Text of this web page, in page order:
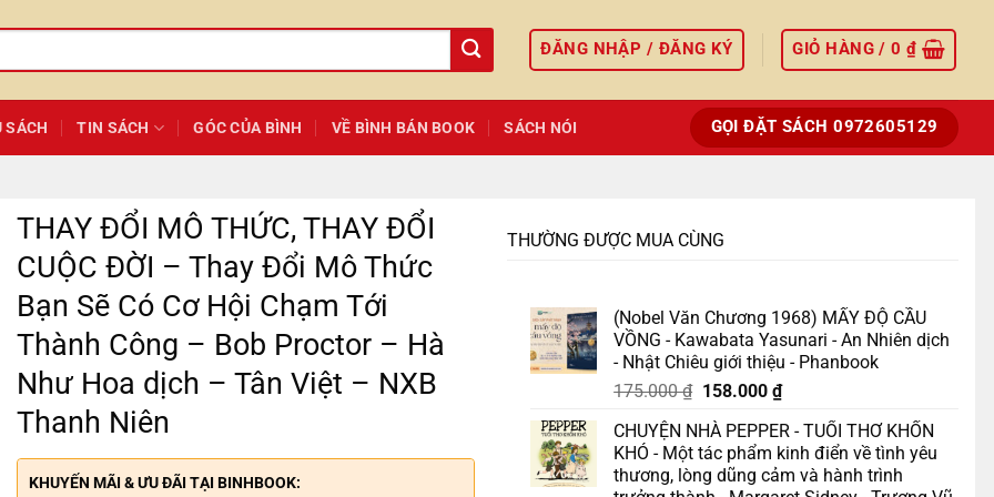
ĐĂNG NHẬP / ĐĂNG KÝ GIỎ HÀNG /0₫
SÁCH TIN SÁCH GÓC CỦA BÌNH VỀ BÌNH BÁN BOOK SÁCH NÓI GỌI ĐẶT SÁCH 0972605129
THAY ĐỔI MÔ THỨC, THAY ĐỔI
CUỘC ĐỜI – Thay Đổi Mô Thức
Bạn Sẽ Có Cơ Hội Chạm Tới
Thành Công – Bob Proctor – Hà
Như Hoa dịch – Tân Việt – NXB
Thanh Niên
KHUYẾN MÃI & ƯU ĐÃI TẠI BINHBOOK:
THƯỜNG ĐƯỢC MUA CÙNG
(Nobel Văn Chương 1968) MẤY ĐỘ CẦU
VỒNG - Kawabata Yasunari - An Nhiên dịch
- Nhật Chiêu giới thiệu - Phanbook
175.000₫ Giá
là:
175.000 ₫.
158.000 ₫Giá
tại
là:
158.000 ₫.
CHUYỆN NHÀ PEPPER - TUỔI THƠ KHỐN
KHÓ - Một tác phẩm kinh điển về tình yêu
thương, lòng dũng cảm và hành trình